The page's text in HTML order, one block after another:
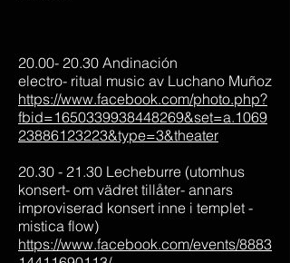
20.00- 20.30 Andinación
electro- ritual music av Luchano Muñoz
https://www.facebook.com/photo.php?
fbid=1650339938448269&set=a.1069
23886123223&type=3&theater
20.30 - 21.30 Lecheburre (utomhus
konsert- om vädret tillåter- annars
improviserad konsert inne i templet -
mistica flow)
https://www.facebook.com/events/8883